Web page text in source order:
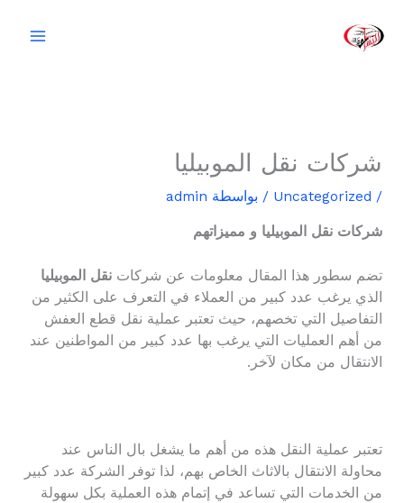
المحتوى
شركات نقل الموبيليا
/
Uncategorized / بواسطة admin
شركات نقل الموبيليا و مميزاتهم
تضم سطور هذا المقال معلومات عن شركات نقل الموبيليا
الذي يرغب عدد كبير من العملاء في التعرف على الكثير من
التفاصيل التي تخصهم، حيث تعتبر عملية نقل قطع العفش
من أهم العمليات التي يرغب بها عدد كبير من المواطنين عند
الانتقال من مكان لآخر.
تعتبر عملية النقل هذه من أهم ما يشغل بال الناس عند
محاولة الانتقال بالاثاث الخاص بهم، لذا توفر الشركة عدد كبير
من الخدمات التي تساعد في إتمام هذه العملية بكل سهولة